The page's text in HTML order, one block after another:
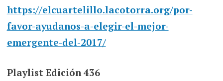
https://elcuartelillo.lacotorra.org/por-
favor-ayudanos-a-elegir-el-mejor-
emergente-del-2017/
Playlist Edición 436